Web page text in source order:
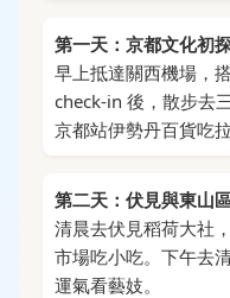
第一天：京都文化初
早上抵達關西機場，
check-in 後，散步去
京都站伊勢丹百貨吃拉
第二天：伏見與東山
清晨去伏見稻荷大社
市場吃小吃。下午去
運氣看藝妓。